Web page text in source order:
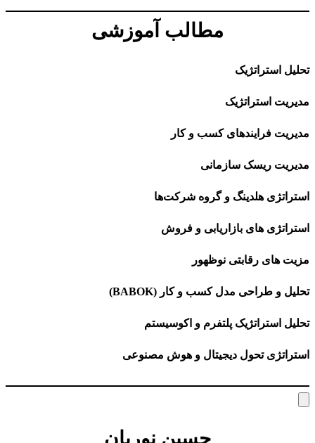
مطالب آموزشی
تحلیل استراتژیک
مدیریت استراتژیک
مدیریت فرایندهای کسب و کار
مدیریت ریسک سازمانی
استراتژی هلدینگ و گروه شرکت‌ها
استراتژی های بازاریابی و فروش
مزیت های رقابتی نوظهور
تحلیل و طراحی مدل کسب و کار (BABOK)
تحلیل استراتژیک پلتفرم و اکوسیستم
استراتژی تحول دیجیتال و هوش مصنوعی
حسین نوریان